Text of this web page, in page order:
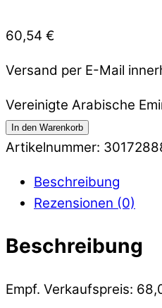
60,54 €
Versand per E-Mail
Vereinigte Arabische
In den Warenkorb
Artikelnummer:
Beschreibung
Rezensionen (0)
Beschreibung
Empf. Verkaufspreis: